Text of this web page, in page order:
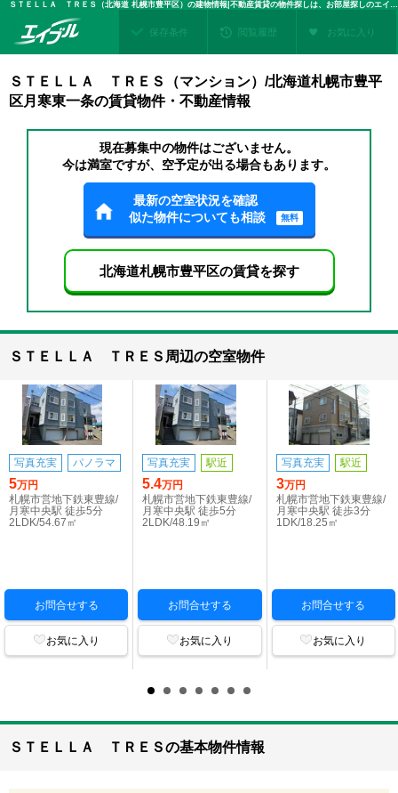
ＳＴＥＬＬＡ ＴＲＥＳ（北海道 札幌市豊平区）の建物情報|不動産賃貸の物件探しは、お部屋探しのエイブル
保存条件 閲覧履歴 お気に入り
ＳＴＥＬＬＡ ＴＲＥＳ（マンション）/北海道札幌市豊平
区月寒東一条の賃貸物件・不動産情報
現在募集中の物件はございません。
今は満室ですが、空予定が出る場合もあります。
最新の空室状況を確認
似た物件についても相談
無料
北海道札幌市豊平区の賃貸を探す
ＳＴＥＬＬＡ ＴＲＥＳ周辺の空室物件
写真充実 パノラマ
5万円
札幌市営地下鉄東豊線/
月寒中央駅 徒歩5分
2LDK/54.67㎡
お問合せする
お気に入り
写真充実 駅近
5.4万円
札幌市営地下鉄東豊線/
月寒中央駅 徒歩5分
2LDK/48.19㎡
お問合せする
お気に入り
写真充実 駅近
3万円
札幌市営地下鉄東豊線/
月寒中央駅 徒歩3分
1DK/18.25㎡
お問合せする
お気に入り
ＳＴＥＬＬＡ ＴＲＥＳの基本物件情報